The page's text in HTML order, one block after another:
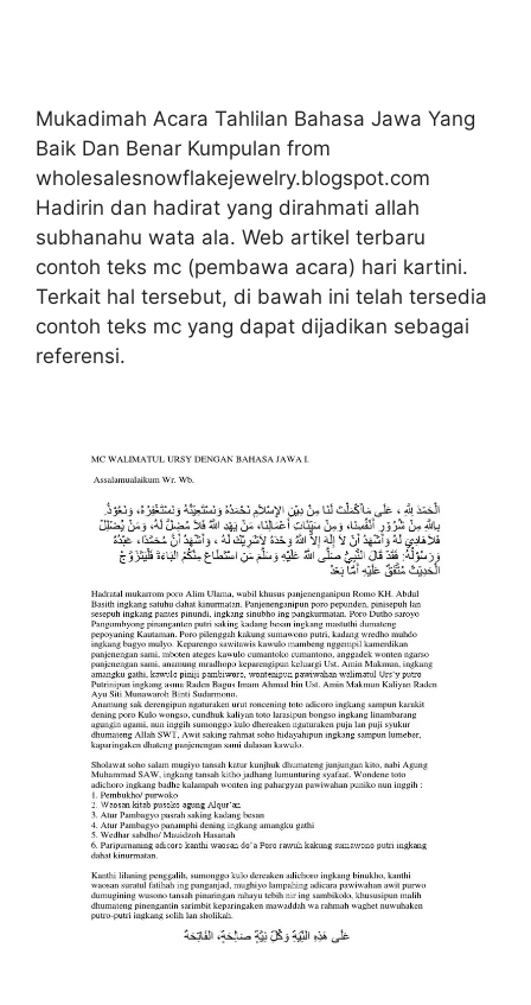
Mukadimah Acara Tahlilan Bahasa Jawa Yang
Baik Dan Benar Kumpulan from
wholesalesnowflakejewelry.blogspot.com
Hadirin dan hadirat yang dirahmati allah
subhanahu wata ala. Web artikel terbaru
contoh teks mc (pembawa acara) hari kartini.
Terkait hal tersebut, di bawah ini telah tersedia
contoh teks mc yang dapat dijadikan sebagai
referensi.